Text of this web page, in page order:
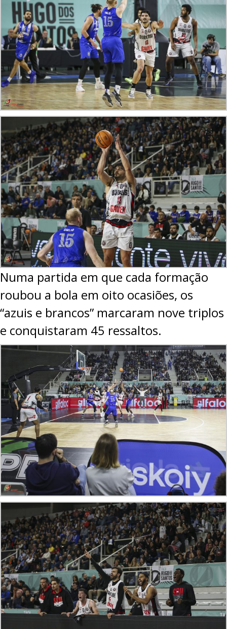
Numa partida em que cada formação
roubou a bola em oito ocasiões, os
“azuis e brancos” marcaram nove triplos
e conquistaram 45 ressaltos.